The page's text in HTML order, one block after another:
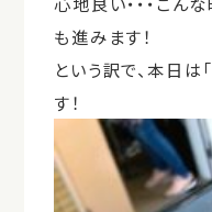
も進みます！
という訳で、本日は
す！